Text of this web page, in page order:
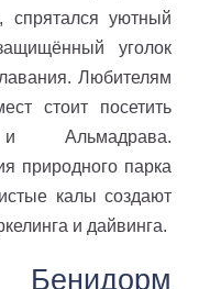
спрятался уютный
уголок
Любителям
стоит посетить
Альмадрава.
природного парка
калы создают
и дайвинга.
Бенидорм